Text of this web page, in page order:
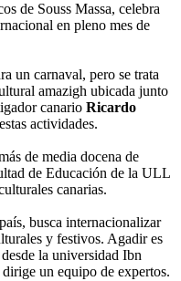
de Souss Massa, celebra
en pleno mes de
un carnaval, pero se trata
amazigh ubicada junto
canario Ricardo
actividades.
de media docena de
de Educación de la ULL
canarias.
busca internacionalizar
y festivos. Agadir es
la universidad Ibn
un equipo de expertos.